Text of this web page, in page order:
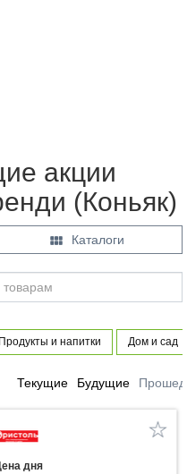
акции
(Коньяк)
 Каталоги
Продукты и напитки Дом и сад
Текущие Будущие
дня